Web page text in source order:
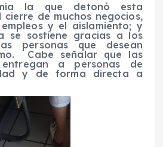
la que detonó esta
de muchos negocios,
y el aislamiento; y
se sostiene gracias a los
personas que desean
Cabe señalar que las
entregan a personas de
y de forma directa a